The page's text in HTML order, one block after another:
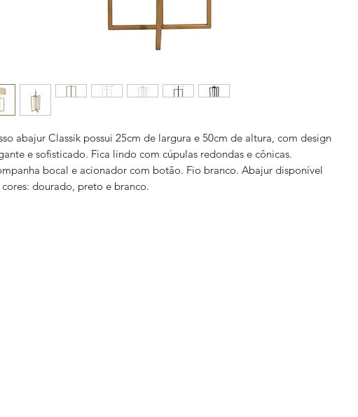
abajur Classik possui 25cm de largura e 50cm de altura, com design
e sofisticado. Fica lindo com cúpulas redondas e cônicas.
bocal e acionador com botão. Fio branco. Abajur disponível
cores: dourado, preto e branco.